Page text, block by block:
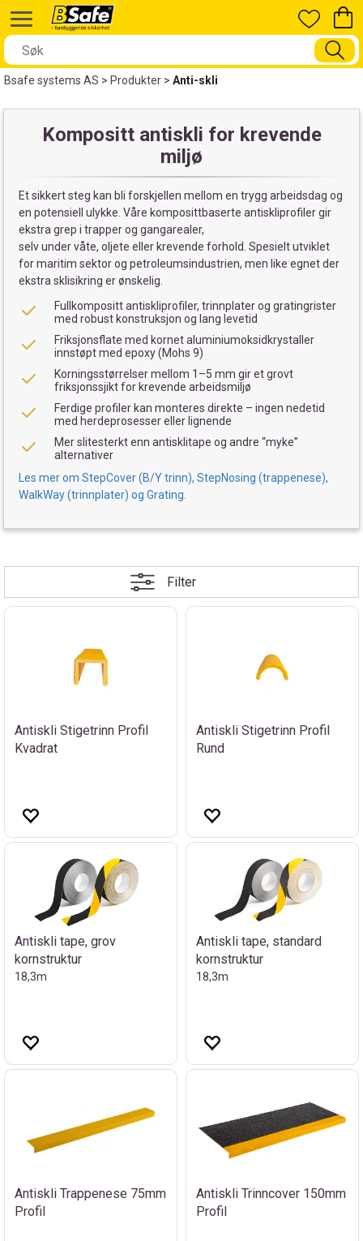
Bsafe systems AS>Produkter>Anti-skli
Kompositt antiskli for krevende
miljø
Et sikkert steg kan bli forskjellen mellom en trygg arbeidsdag og
en potensiell ulykke. Våre komposittbaserte antiskliprofiler gir
ekstra grep i trapper og gangarealer,
selv under våte, oljete eller krevende forhold. Spesielt utviklet
for maritim sektor og petroleumsindustrien, men like egnet der
ekstra sklisikring er ønskelig.
Fullkompositt antiskliprofiler, trinnplater og gratingrister
med robust konstruksjon og lang levetid
Friksjonsflate med kornet aluminiumoksidkrystaller
innstøpt med epoxy (Mohs 9)
Korningsstørrelser mellom 1–5 mm gir et grovt
friksjonssjikt for krevende arbeidsmiljø
Ferdige profiler kan monteres direkte – ingen nedetid
med herdeprosesser eller lignende
Mer slitesterkt enn antisklitape og andre “myke”
alternativer
Les mer om StepCover (B/Y trinn), StepNosing (trappenese),
WalkWay (trinnplater) og Grating.
Filter
Antiskli Stigetrinn Profil
Kvadrat
Antiskli Stigetrinn Profil
Rund
Antiskli tape, grov
kornstruktur
18,3m
Antiskli tape, standard
kornstruktur
18,3m
Antiskli Trappenese 75mm
Profil
Antiskli Trinncover 150mm
Profil